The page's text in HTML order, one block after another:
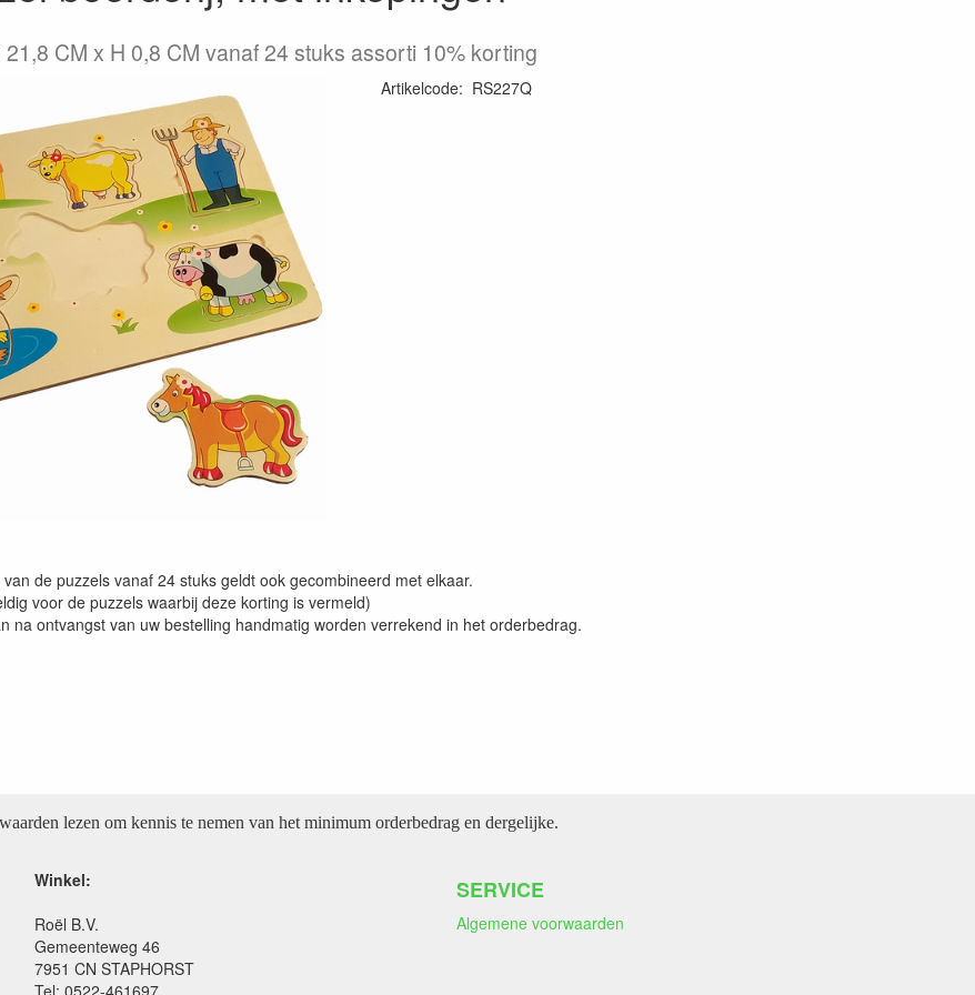
21,8 CM x H 0,8 CM vanaf 24 stuks assorti 10% korting
Artikelcode: RS227Q
de puzzels vanaf 24 stuks geldt ook gecombineerd met elkaar.
voor de puzzels waarbij deze korting is vermeld)
na ontvangst van uw bestelling handmatig worden verrekend in het orderbedrag.
lezen om kennis te nemen van het minimum orderbedrag en dergelijke.
Winkel:
Roël B.V.
Gemeenteweg 46
7951 CN STAPHORST
Tel: 0522-461697
SERVICE
Algemene voorwaarden